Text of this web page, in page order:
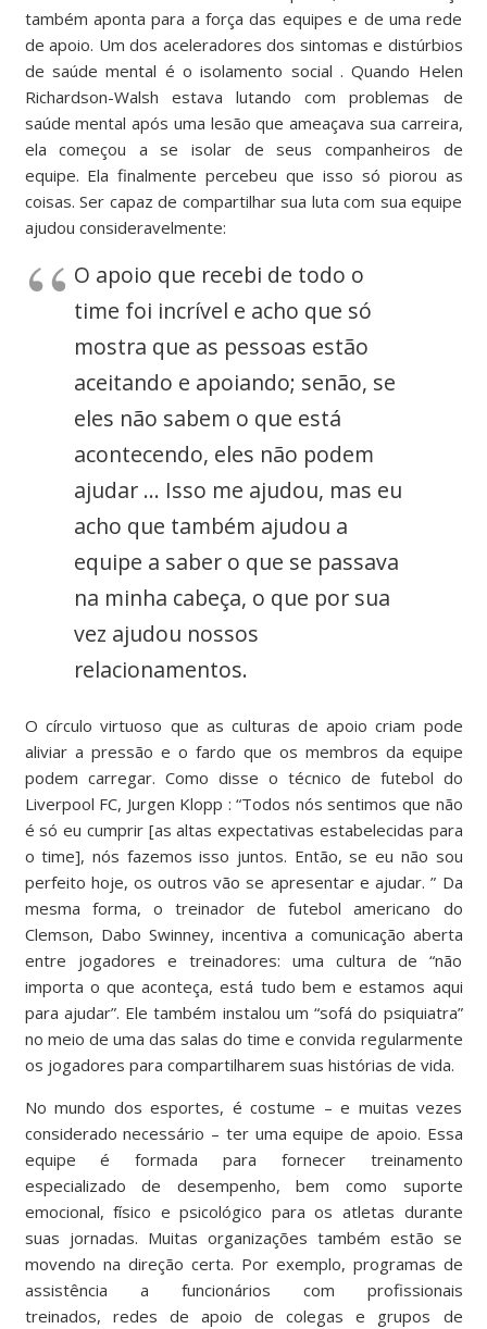
também aponta para a força das equipes e de uma rede
de apoio. Um dos aceleradores dos sintomas e distúrbios
de saúde mental é o isolamento social . Quando Helen
Richardson-Walsh estava lutando com problemas de
saúde mental após uma lesão que ameaçava sua carreira,
ela começou a se isolar de seus companheiros de
equipe. Ela finalmente percebeu que isso só piorou as
coisas. Ser capaz de compartilhar sua luta com sua equipe
ajudou consideravelmente:
O apoio que recebi de todo o
time foi incrível e acho que só
mostra que as pessoas estão
aceitando e apoiando; senão, se
eles não sabem o que está
acontecendo, eles não podem
ajudar … Isso me ajudou, mas eu
acho que também ajudou a
equipe a saber o que se passava
na minha cabeça, o que por sua
vez ajudou nossos
relacionamentos.
O círculo virtuoso que as culturas de apoio criam pode
aliviar a pressão e o fardo que os membros da equipe
podem carregar. Como disse o técnico de futebol do
Liverpool FC, Jurgen Klopp : “Todos nós sentimos que não
é só eu cumprir [as altas expectativas estabelecidas para
o time], nós fazemos isso juntos. Então, se eu não sou
perfeito hoje, os outros vão se apresentar e ajudar. ” Da
mesma forma, o treinador de futebol americano do
Clemson, Dabo Swinney, incentiva a comunicação aberta
entre jogadores e treinadores: uma cultura de “não
importa o que aconteça, está tudo bem e estamos aqui
para ajudar”. Ele também instalou um “sofá do psiquiatra”
no meio de uma das salas do time e convida regularmente
os jogadores para compartilharem suas histórias de vida.
No mundo dos esportes, é costume – e muitas vezes
considerado necessário – ter uma equipe de apoio. Essa
equipe é formada para fornecer treinamento
especializado de desempenho, bem como suporte
emocional, físico e psicológico para os atletas durante
suas jornadas. Muitas organizações também estão se
movendo na direção certa. Por exemplo, programas de
assistência a funcionários com profissionais
treinados, redes de apoio de colegas e grupos de